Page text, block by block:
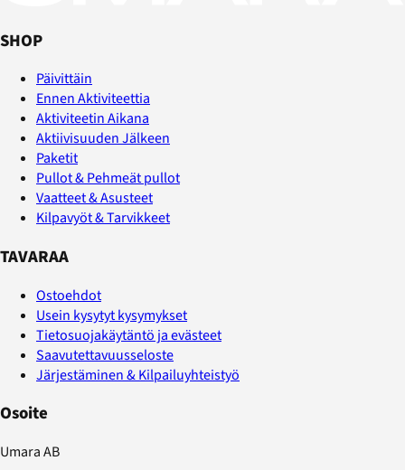
SHOP
Päivittäin
Ennen Aktiviteettia
Aktiviteetin Aikana
Aktiivisuuden Jälkeen
Paketit
Pullot & Pehmeät pullot
Vaatteet & Asusteet
Kilpavyöt & Tarvikkeet
TAVARAA
Ostoehdot
Usein kysytyt kysymykset
Tietosuojakäytäntö ja evästeet
Saavutettavuusseloste
Järjestäminen & Kilpailuyhteistyö
Osoite
Umara AB